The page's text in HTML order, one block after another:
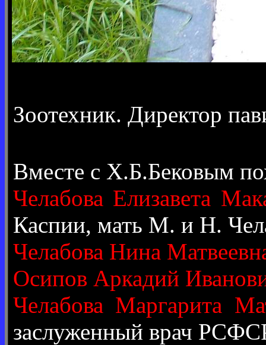
Зоотехник. Директор
Вместе с Х.Б.Бековым
Челабова Елизавета
Каспии, мать М. и Н.
Челабова Нина
Осипов Аркадий
Челабова Маргарита
заслуженный врач